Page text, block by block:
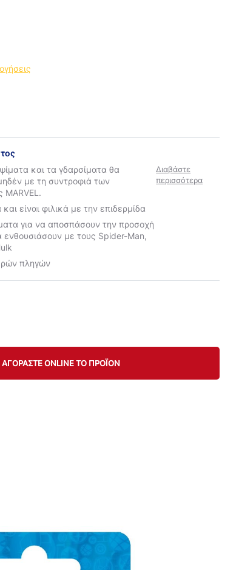
και τα γδαρσίματα θα
με τη συντροφιά των
είναι φιλικά με την επιδερμίδα
για να αποσπάσουν την προσοχή
ενθουσιάσουν με τους Spider-Man,
πληγών
Διαβάστε
περισσότερα
ΑΓΟΡΑΣΤΕ ONLINE ΤΟ ΠΡΟΪΟΝ